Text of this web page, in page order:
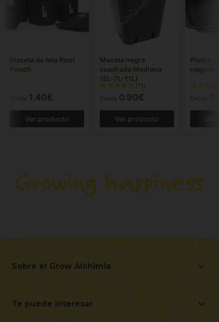
Maceta de tela Root
Pouch
Desde 1.40€
Ver producto
Maceta negra
cuadrada Mediana
(5L-7L-11L)
(11)
Desde 0.90€
Ver producto
Platos
negros
Desde
Sobre el Grow Alchimia
Situación y Contacto
Te puede interesar